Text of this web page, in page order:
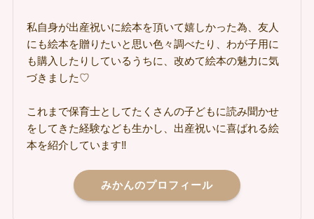
私自身が出産祝いに絵本を頂いて嬉しかった為、友人
にも絵本を贈りたいと思い色々調べたり、わが子用に
も購入したりしているうちに、改めて絵本の魅力に気
づきました♡
これまで保育士としてたくさんの子どもに読み聞かせ
をしてきた経験なども生かし、出産祝いに喜ばれる絵
本を紹介しています‼
みかんのプロフィール